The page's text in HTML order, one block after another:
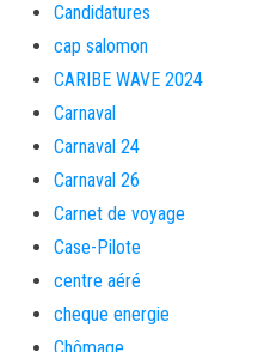
Candidatures
cap salomon
CARIBE WAVE 2024
Carnaval
Carnaval 24
Carnaval 26
Carnet de voyage
Case-Pilote
centre aéré
cheque energie